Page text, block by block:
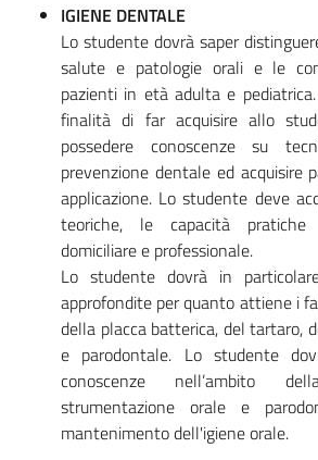
IGIENE DENTALE
Lo studente dovrà saper
salute e patologie orali e le
pazienti in età adulta e
finalità di far acquisire allo
possedere conoscenze su
prevenzione dentale ed acquisire
applicazione. Lo studente deve
teoriche, le capacità pratiche
domiciliare e professionale.
Lo studente dovrà in
approfondite per quanto attiene i
della placca batterica, del tartaro,
e parodontale. Lo studente
conoscenze nell’ambito
strumentazione orale e
mantenimento dell'igiene orale.